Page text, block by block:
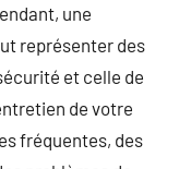
une
représenter des
et celle de
de votre
fréquentes, des